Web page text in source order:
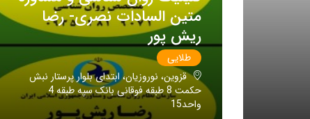
متین السادات نصری- رضا
ریش پور
طلایی
قزوین، نوروزیان، ابتدای بلوار پرستار نبش
حکمت 8 طبقه فوقانی بانک سپه طبقه 4
واحد15